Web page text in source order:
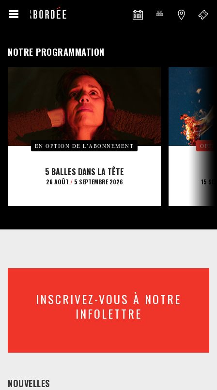
NOTRE PROGRAMMATION
EN OPTION DE L’ABONNEMENT
5 BALLES DANS LA TÊTE
26 AOÛT /5 SEPTEMBRE 2026 15
INSCRIVEZ-VOUS À NOTRE
INFOLETTRE
NOUVELLES